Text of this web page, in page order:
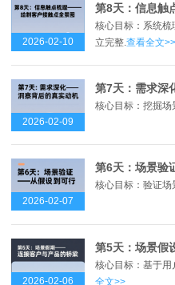
2026-02-10
第8天：信息触
核心目标：系统梳
立完整.查看全文>>
2026-02-09
第7天：需求
核心目标：挖掘场
2026-02-07
第6天：场景
核心目标：验证场
2026-02-06
第5天：场景
核心目标：基于用
全文>>